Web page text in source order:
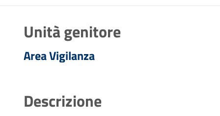
Unità genitore
Area Vigilanza
Descrizione